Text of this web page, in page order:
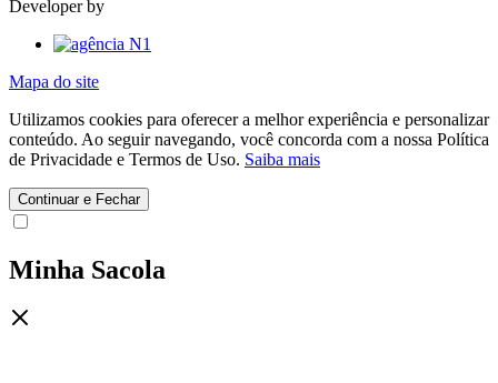
Developer by
Mapa do site
Utilizamos cookies para oferecer a melhor experiência e personalizar
conteúdo. Ao seguir navegando, você concorda com a nossa Política
de Privacidade e Termos de Uso. Saiba mais
Continuar e Fechar
Minha Sacola